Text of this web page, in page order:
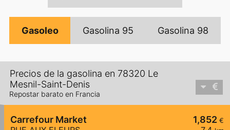
Gasoleo Gasolina 95 Gasolina 98
Precios de la gasolina en 78320 Le
Mesnil-Saint-Denis
Repostar barato en Francia
1,852 €
Carrefour Market